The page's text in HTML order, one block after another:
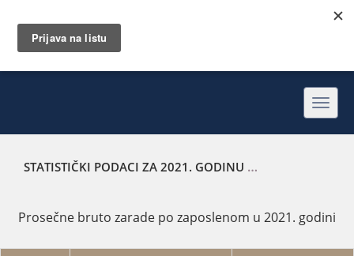
STATISTIČKI PODACI ZA 2021. GODINU
Prosečne bruto zarade po zaposlenom u 2021. godini